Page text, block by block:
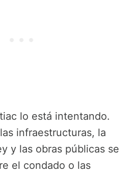
lo está intentando.
infraestructuras, la
y las obras públicas se
el condado o las